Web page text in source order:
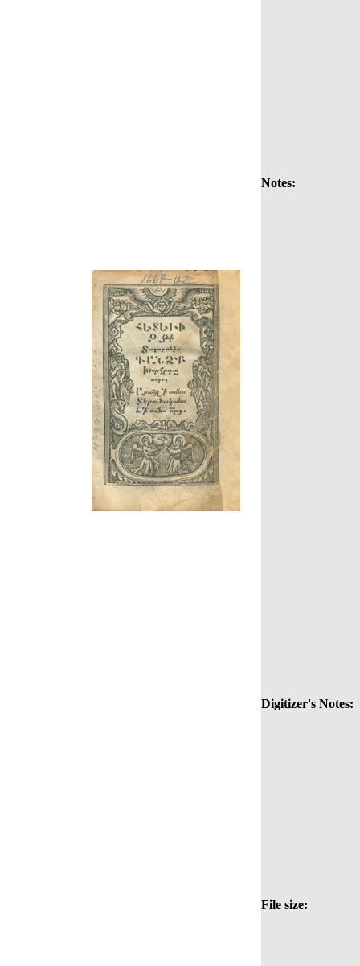
Notes:
Digitizer's Notes:
File size: